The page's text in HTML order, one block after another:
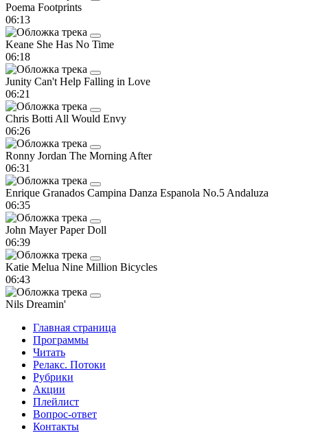
Poema Footprints
06:13
Keane She Has No Time
06:18
Junity Can't Help Falling in Love
06:21
Chris Botti All Would Envy
06:26
Ronny Jordan The Morning After
06:31
Enrique Granados Campina Danza Espanola No.5 Andaluza
06:35
John MayerPaper Doll
06:39
Katie Melua Nine Million Bicycles
06:43
Nils Dreamin'
Главная страница
Программы
Читать
Релакс. Потоки
Рубрики
Акции
Плейлист
Вопрос-ответ
Контакты